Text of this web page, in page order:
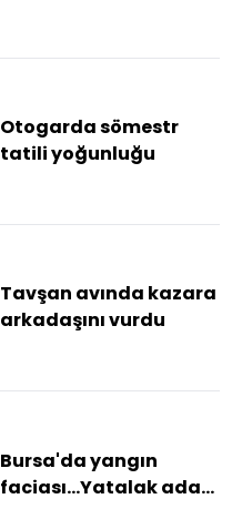
Otogarda sömestr
tatili yoğunluğu
Tavşan avında kazara
arkadaşını vurdu
Bursa'da yangın
faciası...Yatalak adam